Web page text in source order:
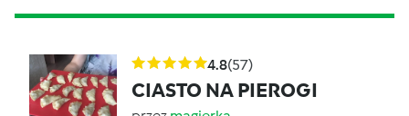
4.8(57)
CIASTO NA PIEROGI